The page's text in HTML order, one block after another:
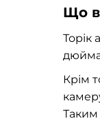
Що
Торік
Крім
Таким